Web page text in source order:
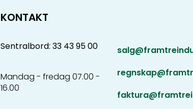
KONTAKT
Sentralbord: 33 43 95 00
Mandag - fredag 07.00 -
16.00